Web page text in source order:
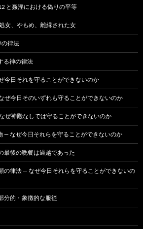
と姦淫における偽りの平等
女、やもめ、離縁された女
の律法
る神の律法
今日それを守ることができないのか
ぜ今日そのいずれも守ることができないのか
ぜ神殿なしでは守ることができないのか
— なぜ今日それらを守ることができないのか
最後の晩餐は過越であった
の律法 — なぜ今日それらを守ることができないの
分的・象徴的な服従